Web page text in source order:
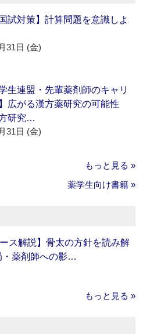
試対策】計算問題を意識しよ
31日 (金)
生連盟・先輩薬剤師のキャリ
広がる漢方薬研究の可能性
研究…
31日 (金)
もっと見る »
薬学生向け書籍 »
ス解説】骨太の方針を読み解
・薬剤師への影…
もっと見る »